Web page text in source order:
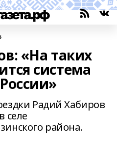
«На таких
система
Радий Хабиров
селе
района.